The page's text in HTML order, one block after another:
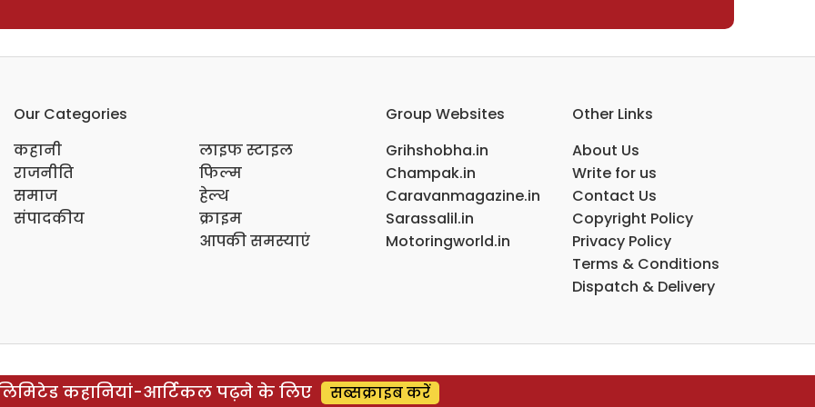
Our Categories
कहानी
राजनीति
समाज
संपादकीय
लाइफ स्टाइल
फिल्म
हेल्थ
क्राइम
आपकी समस्याएं
Group Websites
Grihshobha.in
Champak.in
Caravanmagazine.in
Sarassalil.in
Motoringworld.in
Other Links
About Us
Write for us
Contact Us
Copyright Policy
Privacy Policy
Terms & Conditions
Dispatch & Delivery
कहानियां-आर्टिकल पढ़ने के लिए सब्सक्राइब करें